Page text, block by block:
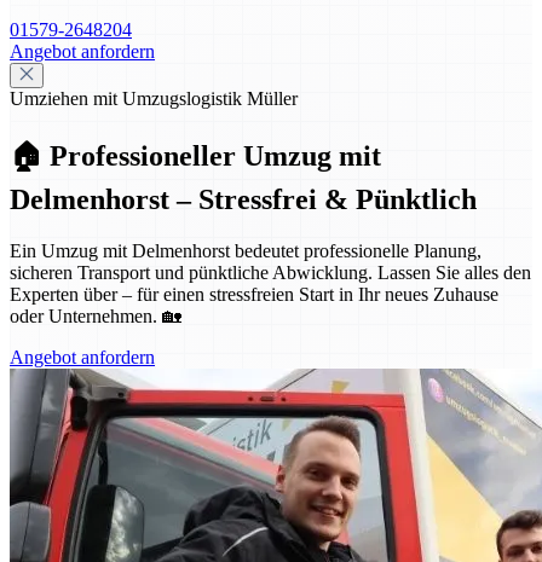
01579-2648204
Angebot anfordern
Umziehen mit Umzugslogistik Müller
🏠 Professioneller Umzug mit
Delmenhorst – Stressfrei & Pünktlich
Ein Umzug mit Delmenhorst bedeutet professionelle Planung,
sicheren Transport und pünktliche Abwicklung. Lassen Sie alles den
Experten über – für einen stressfreien Start in Ihr neues Zuhause
oder Unternehmen. 🏡
Angebot anfordern